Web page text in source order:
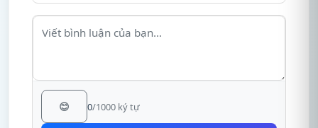
😊 0/1000 ký tự